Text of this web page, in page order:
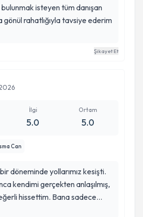
bulunmak isteyen tüm danışan
rahatlığıyla tavsiye ederim
Şikayet Et
İlgi
5.0
Ortam
5.0
Can
döneminde yollarımız kesişti.
kendimi gerçekten anlaşılmış,
hissettim. Bana sadece
etmeyi değil, kendime karşı